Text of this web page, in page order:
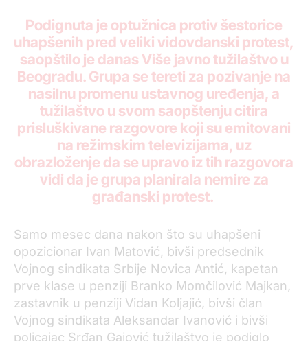
Podignuta je optužnica protiv šestorice
uhapšenih pred veliki vidovdanski protest,
saopštilo je danas Više javno tužilaštvo u
Beogradu. Grupa se tereti za pozivanje na
nasilnu promenu ustavnog uređenja, a
tužilaštvo u svom saopštenju citira
prisluškivane razgovore koji su emitovani
na režimskim televizijama, uz
obrazloženje da se upravo iz tih razgovora
vidi da je grupa planirala nemire za
građanski protest.
Samo mesec dana nakon što su uhapšeni
opozicionar Ivan Matović, bivši predsednik
Vojnog sindikata Srbije Novica Antić, kapetan
prve klase u penziji Branko Momčilović Majkan,
zastavnik u penziji Vidan Koljajić, bivši član
Vojnog sindikata Aleksandar Ivanović i bivši
policajac Srđan Gajović tužilaštvo je podiglo